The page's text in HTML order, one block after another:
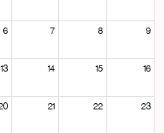
6 7 8 9
13 14 15 16
21 22 23